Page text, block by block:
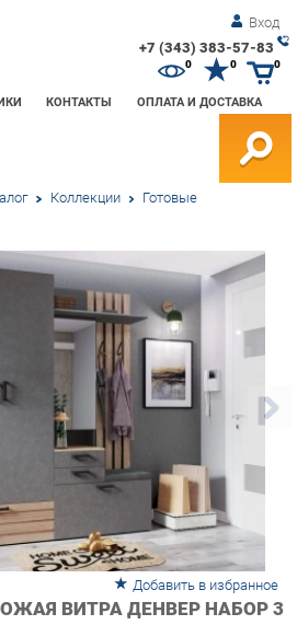
Вход
+7 (343) 383-57-83
КОНТАКТЫ ОПЛАТА И ДОСТАВКА
0 0
Коллекции Готовые
Добавить в избранное
ВИТРА ДЕНВЕР НАБОР 3
кто смотрит в будущее